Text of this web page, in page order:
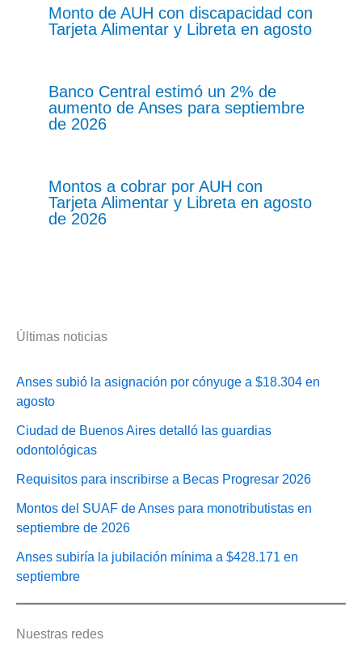
Monto de AUH con discapacidad con
Tarjeta Alimentar y Libreta en agosto
Banco Central estimó un 2% de
aumento de Anses para septiembre
de 2026
Montos a cobrar por AUH con
Tarjeta Alimentar y Libreta en agosto
de 2026
Últimas noticias
Anses subió la asignación por cónyuge a $18.304 en
agosto
Ciudad de Buenos Aires detalló las guardias
odontológicas
Requisitos para inscribirse a Becas Progresar 2026
Montos del SUAF de Anses para monotributistas en
septiembre de 2026
Anses subiría la jubilación mínima a $428.171 en
septiembre
Nuestras redes